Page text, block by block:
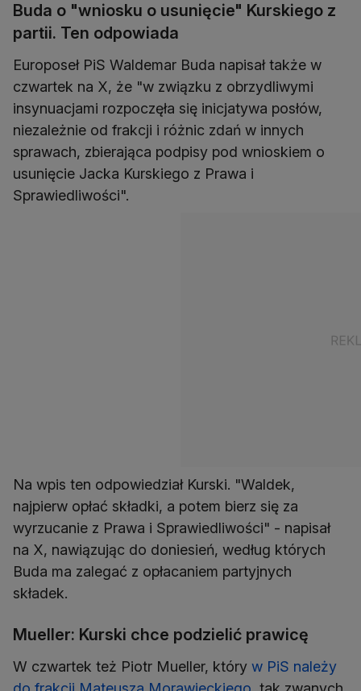
Buda o "wniosku o usunięcie" Kurskiego z
partii. Ten odpowiada
Europoseł PiS Waldemar Buda napisał także w
czwartek na X, że "w związku z obrzydliwymi
insynuacjami rozpoczęła się inicjatywa posłów,
niezależnie od frakcji i różnic zdań w innych
sprawach, zbierająca podpisy pod wnioskiem o
usunięcie Jacka Kurskiego z Prawa i
Sprawiedliwości".
Na wpis ten odpowiedział Kurski. "Waldek,
najpierw opłać składki, a potem bierz się za
wyrzucanie z Prawa i Sprawiedliwości" - napisał
na X, nawiązując do doniesień, według których
Buda ma zalegać z opłacaniem partyjnych
składek.
Mueller: Kurski chce podzielić prawicę
W czwartek też Piotr Mueller, który w PiS należy